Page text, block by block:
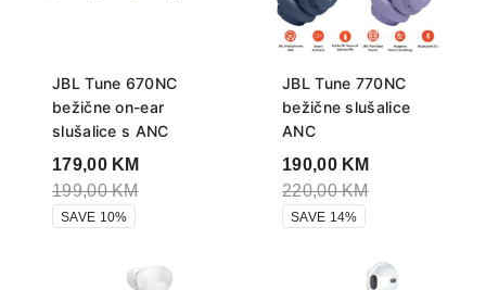
JBL Tune 670NC
bežične on-ear
slušalice s ANC
179,00 KM
199,00KM
SAVE 10%
JBL Tune 770NC
bežične slušalice
ANC
190,00 KM
220,00KM
SAVE 14%